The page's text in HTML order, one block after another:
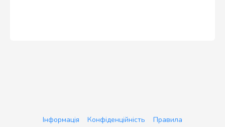
Інформація Конфіденційність Правила